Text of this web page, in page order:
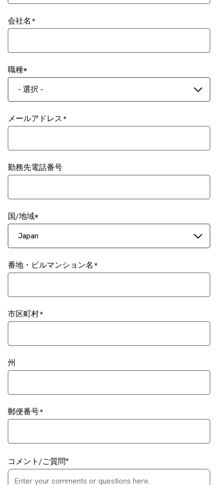
会社名
職種
- 選択 -
メールアドレス
勤務先電話番号
国/地域
Japan
番地・ビルマンション名
市区町村
州
郵便番号
コメント/ご質問